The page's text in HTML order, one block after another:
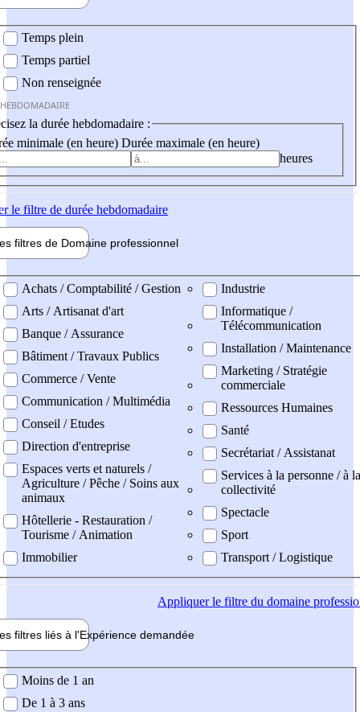
Temps plein
Temps partiel
Non renseignée
la durée hebdomadaire :
minimale (en heure) Durée maximale (en heure)
heures
le filtre de durée hebdomadaire
filtres de Domaine professionnel
professionel
Achats / Comptabilité / Gestion
Arts / Artisanat d'art
Banque / Assurance
Bâtiment / Travaux Publics
Commerce / Vente
Communication / Multimédia
Conseil / Etudes
Direction d'entreprise
Espaces verts et naturels /
Agriculture / Pêche / Soins aux
animaux
Hôtellerie - Restauration /
Tourisme / Animation
Immobilier
Industrie
Informatique /
Télécommunication
Installation / Maintenance
Marketing / Stratégie
commerciale
Ressources Humaines
Santé
Secrétariat / Assistanat
Services à la personne / à la
collectivité
Spectacle
Sport
Transport / Logistique
Appliquerle filtre du domaine
filtres liés à l'Expérience demandée
demandée
Moins de 1 an
De 1 à 3 ans